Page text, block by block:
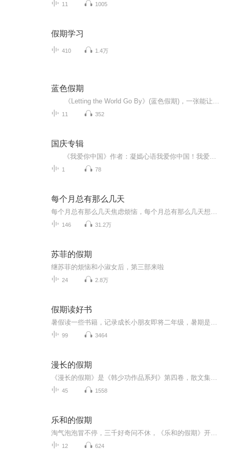
11 1005
假期学习
410 1.4万
蓝色假期
11 352
国庆专辑
1 78
每个月总有那么几天
146 31.2万
苏菲的假期
继苏菲的烦恼和小淑女后，第三部来啦
24 2.8万
假期读好书
99 3464
漫长的假期
45 1558
乐和的假期
12 624